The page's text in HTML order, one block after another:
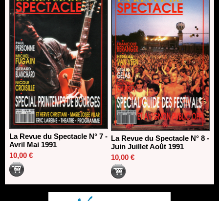
La Revue du Spectacle N° 7 -
Avril Mai 1991
10,00 €
La Revue du Spectacle N° 8 -
Juin Juillet Août 1991
10,00 €